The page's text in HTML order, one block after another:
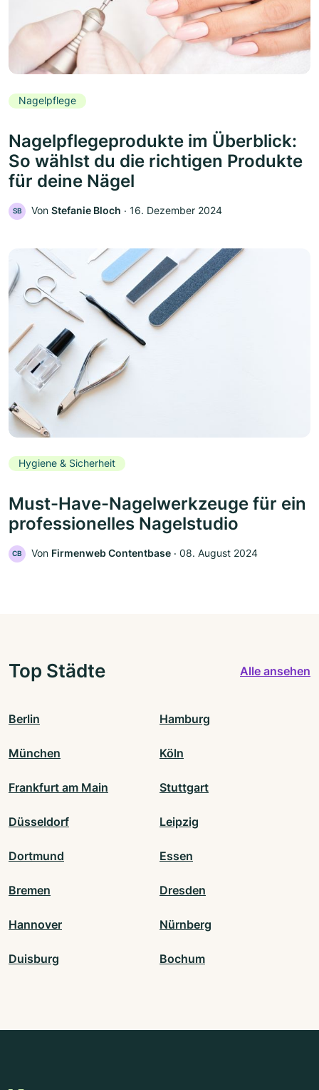
Nagelpflege
Nagelpflegeprodukte im Überblick:
So wählst du die richtigen Produkte
für deine Nägel
SB Von Stefanie Bloch ‧ 16. Dezember 2024
Hygiene & Sicherheit
Must-Have-Nagelwerkzeuge für ein
professionelles Nagelstudio
CB Von Firmenweb Contentbase ‧ 08. August 2024
Top Städte Alle ansehen
Berlin Hamburg
München Köln
Frankfurt am Main Stuttgart
Düsseldorf Leipzig
Dortmund Essen
Bremen Dresden
Hannover Nürnberg
Duisburg Bochum